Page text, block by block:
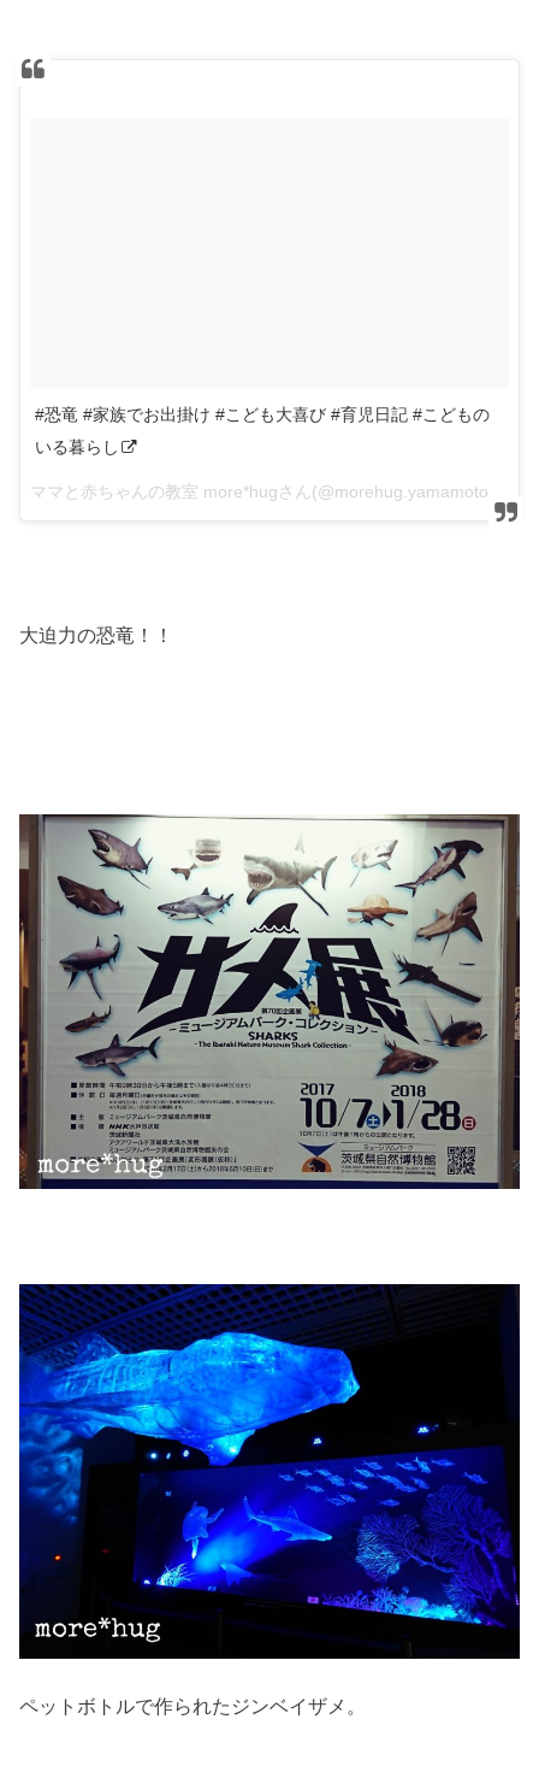
#恐竜 #家族でお出掛け #こども大喜び #育児日記 #こどもの
いる暮らし
大迫力の恐竜！！
ペットボトルで作られたジンベイザメ。